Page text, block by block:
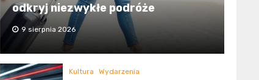
odkryj niezwykłe podróże
9 sierpnia 2026
Kultura Wydarzenia